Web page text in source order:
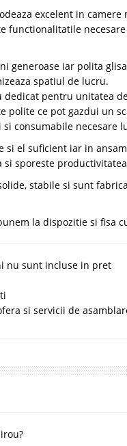
excelent in
functionalitatile
generoase iar polita
spatiul de lucru.
dedicat pentru unitatea
polite ce pot gazdui un
consumabile necesare
si el suficient iar in
si sporeste
stabile si sunt
la dispozitie si fisa
nu sunt incluse in pret
si servicii de